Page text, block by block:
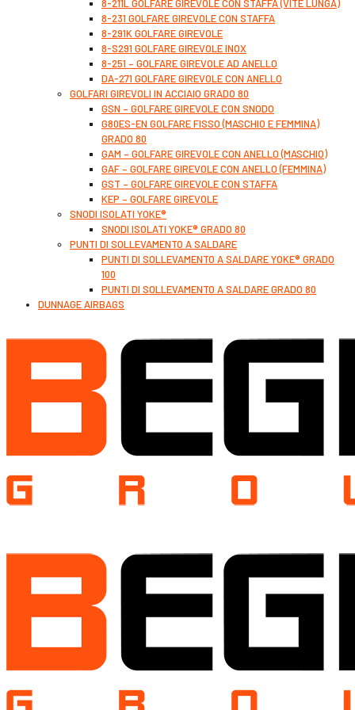
8-211L GOLFARE GIREVOLE CON STAFFA (VITE LUNGA)
8-231 GOLFARE GIREVOLE CON STAFFA
8-291K GOLFARE GIREVOLE
8-S291 GOLFARE GIREVOLE INOX
8-251 – GOLFARE GIREVOLE AD ANELLO
DA-271 GOLFARE GIREVOLE CON ANELLO
GOLFARI GIREVOLI IN ACCIAIO GRADO 80
GSN – GOLFARE GIREVOLE CON SNODO
G80ES-EN GOLFARE FISSO (MASCHIO E FEMMINA)
GRADO 80
GAM – GOLFARE GIREVOLE CON ANELLO (MASCHIO)
GAF – GOLFARE GIREVOLE CON ANELLO (FEMMINA)
GST – GOLFARE GIREVOLE CON STAFFA
KEP – GOLFARE GIREVOLE
SNODI ISOLATI YOKE®
SNODI ISOLATI YOKE® GRADO 80
PUNTI DI SOLLEVAMENTO A SALDARE
PUNTI DI SOLLEVAMENTO A SALDARE YOKE® GRADO
100
PUNTI DI SOLLEVAMENTO A SALDARE GRADO 80
DUNNAGE AIRBAGS